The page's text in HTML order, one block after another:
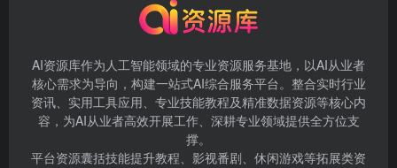
AI资源库作为人工智能领域的专业资源服务基地，以AI从业者
核心需求为导向，构建一站式AI综合服务平台。整合实时行业
资讯、实用工具应用、专业技能教程及精准数据资源等核心内
容，为AI从业者高效开展工作、深耕专业领域提供全方位支
撑。
平台资源囊括技能提升教程、影视番剧、休闲游戏等拓展类资